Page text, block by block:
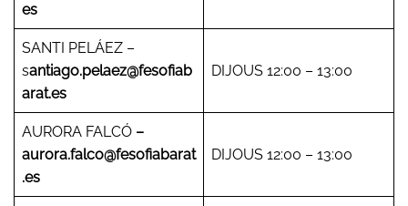
es
SANTI PELÁEZ –
santiago.pelaez@fesofiab
arat.es
DIJOUS 12:00 – 13:00
AURORA FALCÓ –
aurora.falco@fesofiabarat
.es
DIJOUS 12:00 – 13:00